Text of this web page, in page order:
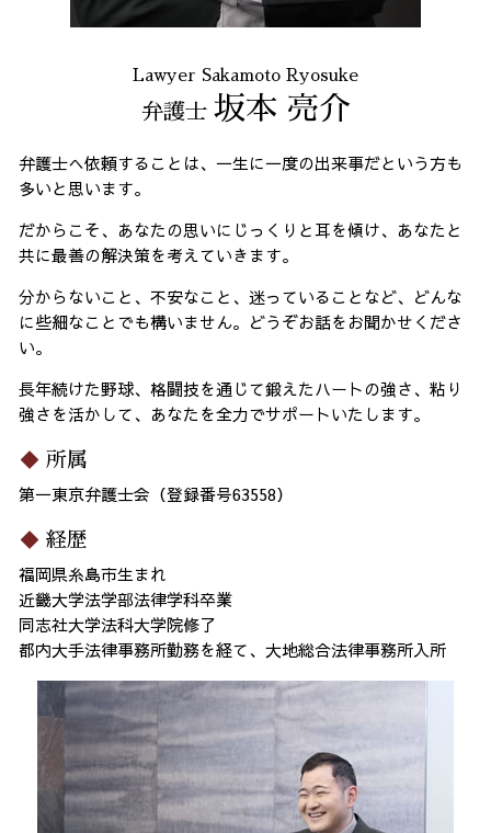
Lawyer Sakamoto Ryosuke
弁護士 坂本 亮介
弁護士へ依頼することは、一生に一度の出来事だという方も
多いと思います。
だからこそ、あなたの思いにじっくりと耳を傾け、あなたと
共に最善の解決策を考えていきます。
分からないこと、不安なこと、迷っていることなど、どんな
に些細なことでも構いません。どうぞお話をお聞かせくださ
い。
長年続けた野球、格闘技を通じて鍛えたハートの強さ、粘り
強さを活かして、あなたを全力でサポートいたします。
所属
第一東京弁護士会（登録番号63558）
経歴
福岡県糸島市生まれ
近畿大学法学部法律学科卒業
同志社大学法科大学院修了
都内大手法律事務所勤務を経て、大地総合法律事務所入所